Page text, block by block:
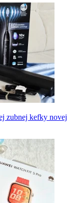
zubnej kefky novej